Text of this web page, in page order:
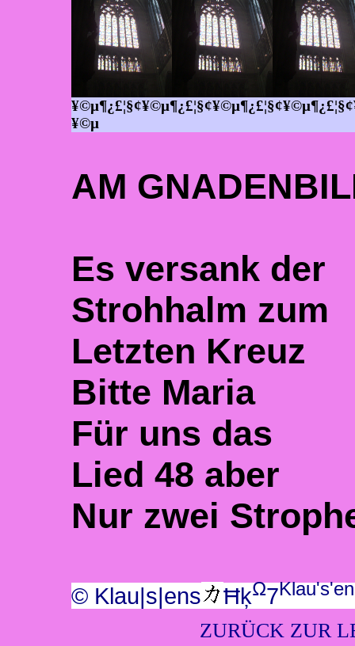
¥©µ
AM
Es versank der
Strohhalm zum
Letzten Kreuz
Bitte Maria
Für uns das
Lied 48 aber
Nur zwei
© Klau|s|ens ĦķΩ7
ZURÜCK ZUR